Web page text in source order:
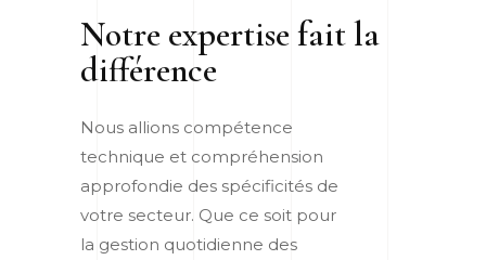
Notre expertise fait la
différence
Nous allions compétence
technique et compréhension
approfondie des spécificités de
votre secteur. Que ce soit pour
la gestion quotidienne des